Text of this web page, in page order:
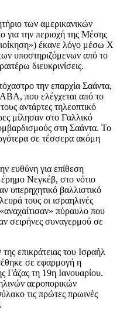
των αμερικανικών
για την περιοχή της Μέσης
έκανε λόγο μέσω X
των υποστηριζόμενων από το
διευκρινίσεις.
την επαρχία Σαάντα,
που ελέγχεται από το
αντάρτες τηλεοπτικό
μίλησαν στο Γαλλικό
στη Σαάντα. Το
σε τέσσερα ακόμη
ευθύνη για επίθεση
Νεγκέβ, στο νότιο
υπερηχητικό βαλλιστικό
τους οι ισραηλινές
πύραυλο που
σειρήνες συναγερμού σε
επικράτειας του Ισραήλ
σε εφαρμογή η
Γάζας τη 19η Ιανουαρίου.
αεροπορικών
τις πρώτες πρωινές